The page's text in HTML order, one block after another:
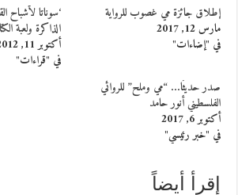
إطلاق جائزة مي غصوب للرواية
مارس 12, 2017
في "إضاءات"
‘سوناتا لأشباح
الذاكرة ولعبة
أكتوبر 11, 2012
في "قراءات"
صدر حديثًا… “مي وملح” للروائي
الفلسطيني أنور حامد
أكتوبر 6, 2017
في "خبر رئيسي"
إقرأ أيضاً